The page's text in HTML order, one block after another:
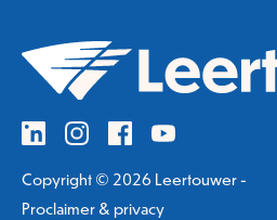
Copyright © 2026 Leertouwer -
Proclaimer & privacy